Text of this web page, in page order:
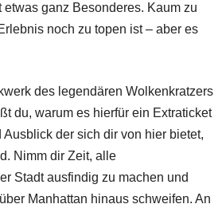
ganz Besonderes. Kaum zu
noch zu topen ist – aber es
des legendären Wolkenkratzers
du, warum es hierfür ein Extraticket
Ausblick der sich dir von hier bietet,
Nimm dir Zeit, alle
Stadt ausfindig zu machen und
Manhattan hinaus schweifen. An